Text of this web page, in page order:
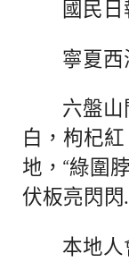
國民
寧夏
六盤
白，枸杞
地，“綠圍
伏板亮閃
本地人